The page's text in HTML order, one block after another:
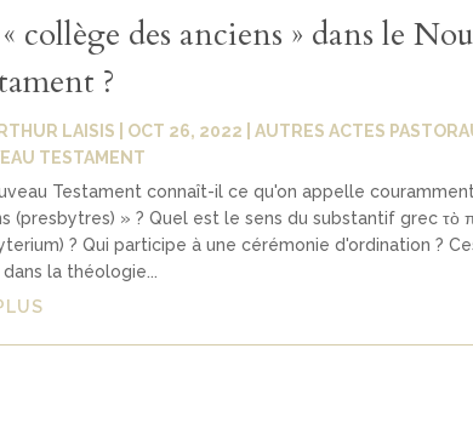
collège des anciens » dans le
?
LAISIS OCT 26, 2022 AUTRES ACTES
TESTAMENT
Testament connaît-il ce qu'on appelle
(presbytres) » ? Quel est le sens du substantif grec τὸ
? Qui participe à une cérémonie d'ordination ?
la théologie...